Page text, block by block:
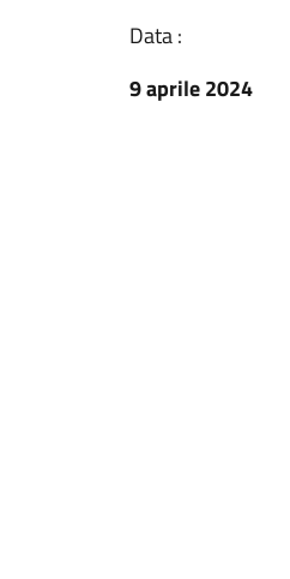
Data :
9 aprile 2024